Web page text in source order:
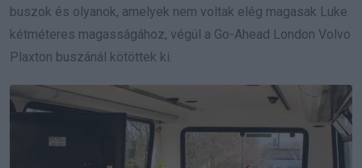
buszok és olyanok, amelyek nem voltak elég magasak Luke
kétméteres magasságához, végül a Go-Ahead London Volvo
Plaxton buszánál kötöttek ki.